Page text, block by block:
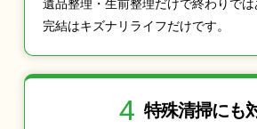
遺品整理・生前整理だけで終わりで
完結はキズナリライフだけです。
4 特殊清掃にも